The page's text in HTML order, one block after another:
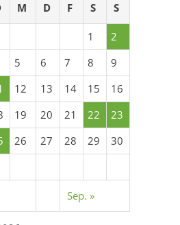
M D F S S
1
2
5 6 7 8
9
12 13 14 15
16
19 20 21 22
23
26 27 28 29
30
Sep. »